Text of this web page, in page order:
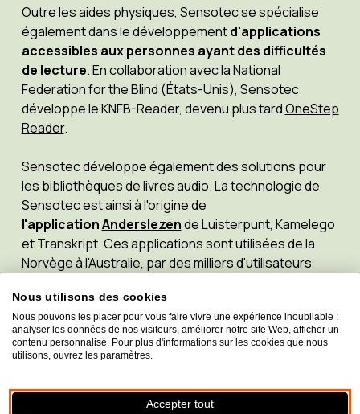
Outre les aides physiques, Sensotec se spécialise
également dans le développementd'applications
accessibles aux personnes ayant des difficultés
de lecture. En collaboration avec la National
Federation for the Blind (États-Unis), Sensotec
développe le KNFB-Reader, devenu plus tardOneStep
Reader.
Sensotec développe également des solutions pour
les bibliothèques de livres audio. La technologie de
Sensotec est ainsi à l'origine de
l'applicationAnderslezende Luisterpunt, Kamelego
et Transkript. Ces applications sont utilisées de la
Norvège à l'Australie, par des milliers d'utilisateurs
Nous utilisons des cookies
Nous pouvons les placer pour vous faire vivre une expérience inoubliable :
analyser les données de nos visiteurs, améliorer notre site Web, afficher un
contenu personnalisé. Pour plus d'informations sur les cookies que nous
utilisons, ouvrez les paramètres.
Accepter tout